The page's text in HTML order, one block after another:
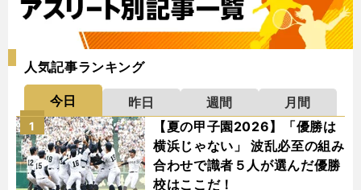
人気記事ランキング
今日 昨日 週間
月間
【夏の甲子園2026】「優勝は
横浜じゃない」 波乱必至の組み
合わせで識者５人が選んだ優勝
校はここだ！
1